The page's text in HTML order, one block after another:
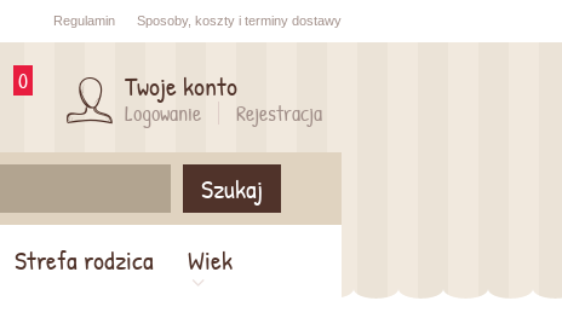
Regulamin Sposoby, koszty i terminy dostawy
0 Twoje konto
Logowanie Rejestracja
Szukaj
Strefa rodzica Wiek